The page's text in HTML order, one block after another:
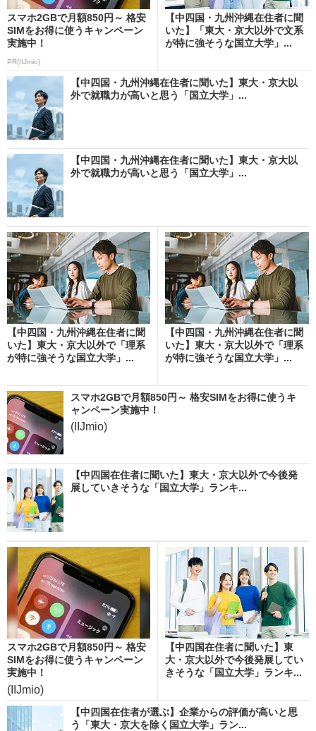
スマホ2GBで月額850円～ 格安
SIMをお得に使うキャンペーン
実施中！
PR(IIJmio)
【中四国・九州沖縄在住者に聞
いた】「東大・京大以外で文系
が特に強そうな国立大学」...
【中四国・九州沖縄在住者に聞いた】東大・京大以
外で就職力が高いと思う「国立大学」...
【中四国・九州沖縄在住者に聞いた】東大・京大以
外で就職力が高いと思う「国立大学」...
【中四国・九州沖縄在住者に聞
いた】東大・京大以外で「理系
が特に強そうな国立大学」...
【中四国・九州沖縄在住者に聞
いた】東大・京大以外で「理系
が特に強そうな国立大学」...
スマホ2GBで月額850円～ 格安SIMをお得に使うキ
ャンペーン実施中！
(IIJmio)
【中四国在住者に聞いた】東大・京大以外で今後発
展していきそうな「国立大学」ランキ...
スマホ2GBで月額850円～ 格安
SIMをお得に使うキャンペーン
実施中！
(IIJmio)
【中四国在住者に聞いた】東
大・京大以外で今後発展してい
きそうな「国立大学」ランキ...
【中四国在住者が選ぶ】企業からの評価が高いと思
う「東大・京大を除く国立大学」ラン...